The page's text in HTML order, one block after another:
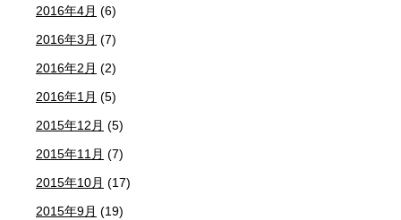
2016年4月 (6)
2016年3月 (7)
2016年2月 (2)
2016年1月 (5)
2015年12月 (5)
2015年11月 (7)
2015年10月 (17)
2015年9月 (19)